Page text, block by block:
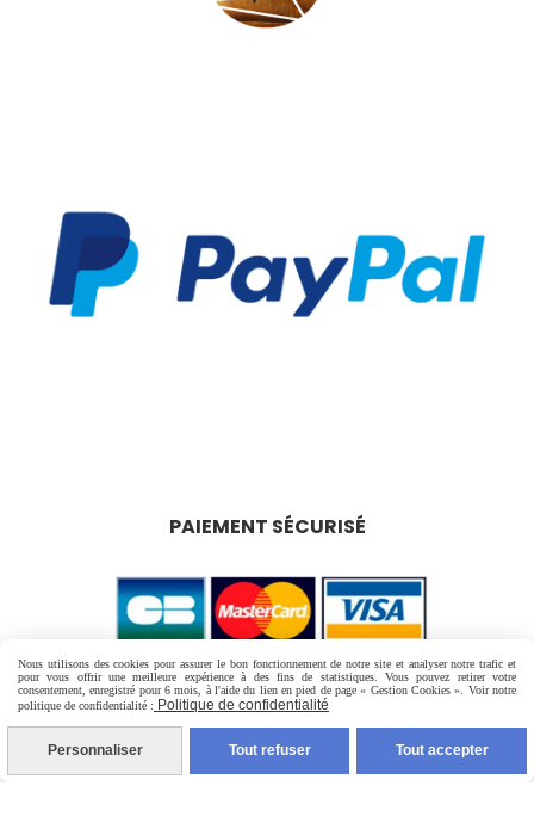
PAIEMENT SÉCURISÉ
Nous utilisons des cookies pour assurer le bon fonctionnement de notre site et analyser notre trafic et
pour vous offrir une meilleure expérience à des fins de statistiques. Vous pouvez retirer votre
consentement, enregistré pour 6 mois, à l'aide du lien en pied de page « Gestion Cookies ». Voir notre
politique de confidentialité : Politique de confidentialité
Personnaliser Tout refuser Tout accepter